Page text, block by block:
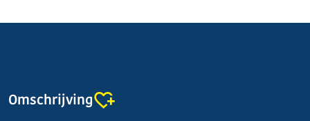
Omschrijving